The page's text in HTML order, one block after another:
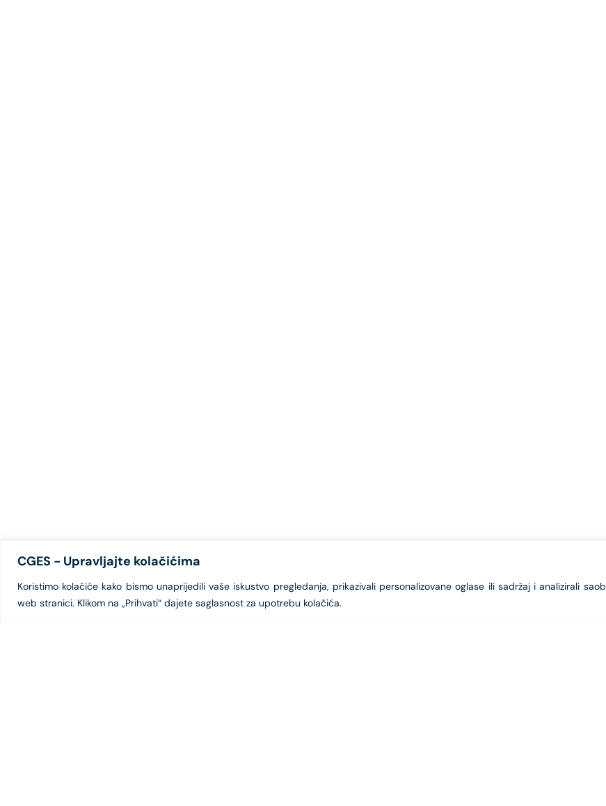
CGES - Upravljajte kolačićima
Koristimo kolačiće kako bismo unaprijedili vaše iskustvo pregledanja, prikazivali personalizovane oglase ili sadržaj i analizirali
web stranici. Klikom na „Prihvati“ dajete saglasnost za upotrebu kolačića.